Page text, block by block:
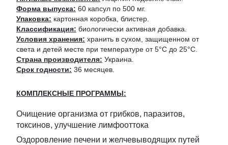
Форма выпуска: 60 капсул по 500 мг.
Упаковка: картонная коробка, блистер.
Классификация: биологически активная добавка.
Условия хранения: хранить в сухом, защищенном от
света и детей месте при температуре от 5°С до 25°С.
Страна производителя: Украина.
Срок годности: 36 месяцев.
КОМПЛЕКСНЫЕ ПРОГРАММЫ:
Очищение организма от грибков, паразитов,
токсинов, улучшение лимфооттока
Оздоровление печени и желчевыводящих путей